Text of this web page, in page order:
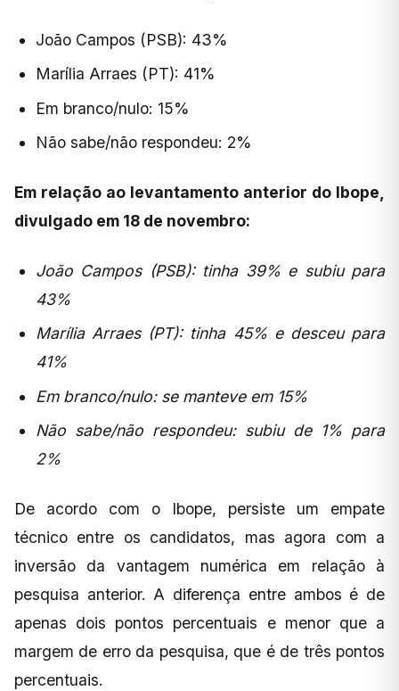
João Campos (PSB): 43%
Marília Arraes (PT): 41%
Em branco/nulo: 15%
Não sabe/não respondeu: 2%
Em relação ao levantamento anterior do Ibope,
divulgado em 18 de novembro:
João Campos (PSB): tinha 39% e subiu para
43%
Marília Arraes (PT): tinha 45% e desceu para
41%
Em branco/nulo: se manteve em 15%
Não sabe/não respondeu: subiu de 1% para
2%
De acordo com o Ibope, persiste um empate
técnico entre os candidatos, mas agora com a
inversão da vantagem numérica em relação à
pesquisa anterior. A diferença entre ambos é de
apenas dois pontos percentuais e menor que a
margem de erro da pesquisa, que é de três pontos
percentuais.